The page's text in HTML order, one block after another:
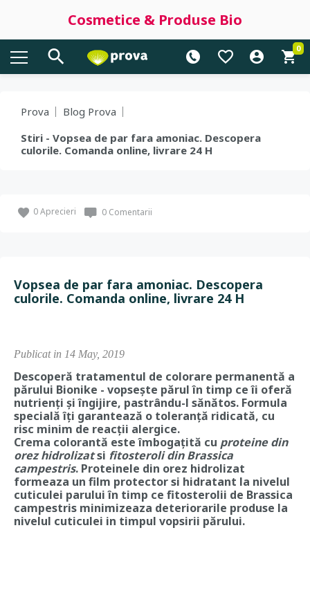
Cosmetice & Produse Bio
0
Prova
Blog Prova
Stiri - Vopsea de par fara amoniac. Descopera
culorile. Comanda online, livrare 24 H
0Aprecieri 0 Comentarii
Vopsea de par fara amoniac. Descopera
culorile. Comanda online, livrare 24 H
Publicat in 14 May, 2019
Descoperă tratamentul de colorare permanentă a
părului Bionike - vopsește părul în timp ce îi oferă
nutrienți și îngijire, pastrându-l sănătos. Formula
specială îți garantează o toleranță ridicată, cu
risc minim de reacții alergice.
Crema colorantă este îmbogațită cu proteine din
orez hidrolizatsi fitosteroli din Brassica
campestris. Proteinele din orez hidrolizat
formeaza un film protector si hidratant la nivelul
cuticulei parului în timp ce fitosterolii de Brassica
campestris minimizeaza deteriorarile produse la
nivelul cuticulei in timpul vopsirii părului.